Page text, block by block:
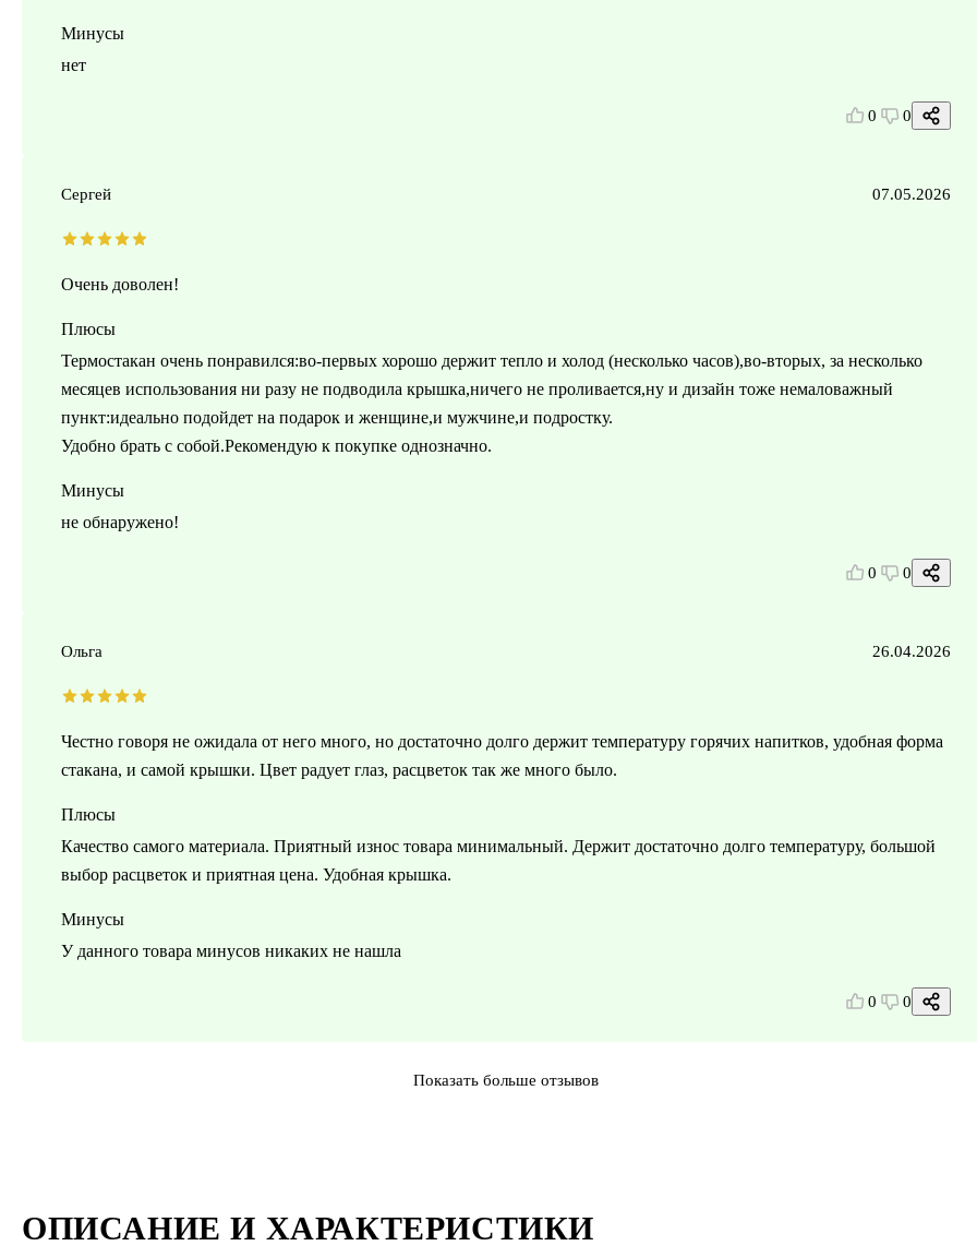
ОПИСАНИЕ И ХАРАКТЕРИСТИКИ
Минусы
нет
0 0
Сергей 07.05.2026
Очень доволен!
Плюсы
Термостакан очень понравился:во-первых хорошо держит тепло и холод (несколько часов),во-вторых, за несколько
месяцев использования ни разу не подводила крышка,ничего не проливается,ну и дизайн тоже немаловажный
пункт:идеально подойдет на подарок и женщине,и мужчине,и подростку.
Удобно брать с собой.Рекомендую к покупке однозначно.
Минусы
не обнаружено!
0 0
Ольга 26.04.2026
Честно говоря не ожидала от него много, но достаточно долго держит температуру горячих напитков, удобная форма
стакана, и самой крышки. Цвет радует глаз, расцветок так же много было.
Плюсы
Качество самого материала. Приятный износ товара минимальный. Держит достаточно долго температуру, большой
выбор расцветок и приятная цена. Удобная крышка.
Минусы
У данного товара минусов никаких не нашла
0 0
Показать больше отзывов